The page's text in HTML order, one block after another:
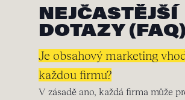
NEJČASTĚJŠÍ
DOTAZY (FAQ)
Je obsahový marketing
každou firmu?
V zásadě ano, každá firma může